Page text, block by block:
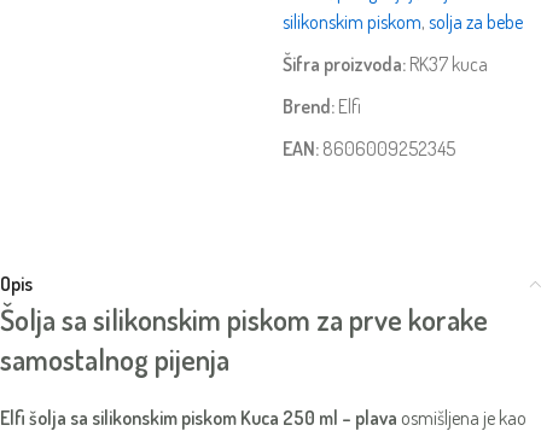
silikonskim piskom, solja za bebe
Šifra proizvoda: RK37 kuca
Brend: Elfi
EAN: 8606009252345
Opis
Šolja sa silikonskim piskom za prve korake
samostalnog pijenja
Elfi šolja sa silikonskim piskom Kuca 250 ml – plava osmišljena je kao